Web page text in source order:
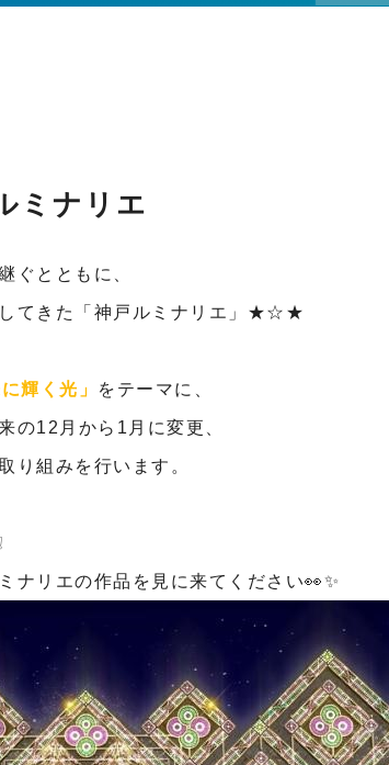
ミナリエ
ぐとともに、
してきた「神戸ルミナリエ」★☆★
輝く光」 をテーマに、
の12月から1月に変更、
り組みを行います。
ナリエの作品を見に来てください👀✨